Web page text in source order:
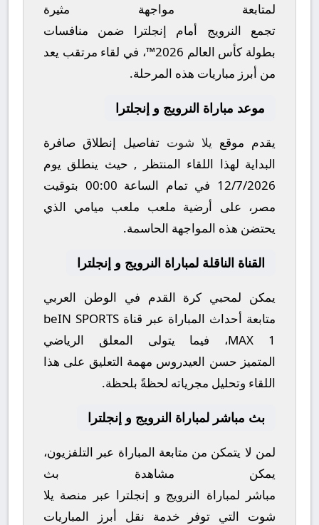
لمتابعة مواجهة مثيرة
تجمع النرويج أمام إنجلترا ضمن منافسات
بطولة كأس العالم 2026™
، في لقاء مرتقب يعد
من أبرز مباريات هذه المرحلة.
موعد مباراة النرويج و إنجلترا
يقدم موقع يلا شوت تفاصيل إنطلاق صافرة
البداية لهذا اللقاء المنتظر , حيث ينطلق يوم
12/7/2026 في تمام الساعة 00:00 بتوقيت
مصر، على أرضية ملعب ملعب ميامي الذي
يحتضن هذه المواجهة الحاسمة.
القناة الناقلة لمباراة النرويج و إنجلترا
يمكن لمحبي كرة القدم في الوطن العربي
متابعة أحداث المباراة عبر قناة beIN SPORTS
MAX 1، فيما يتولى المعلق الرياضي
المتميز حسن العيدروس مهمة التعليق على هذا
اللقاء وتحليل مجرياته لحظةً بلحظة.
بث مباشر لمباراة النرويج و إنجلترا
لمن لا يتمكن من متابعة المباراة عبر التلفزيون،
يمكن مشاهدة بث
مباشر
لمباراة النرويج و إنجلترا عبر منصة يلا
شوت التي توفر خدمة نقل أبرز المباريات